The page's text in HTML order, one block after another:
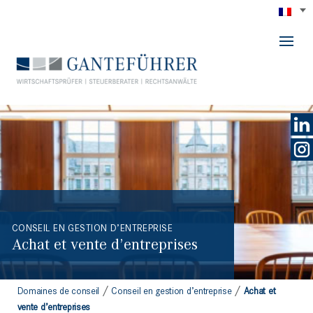
GANTEFÜHRER
CONSEIL EN GESTION D’ENTREPRISE
Achat et vente d’entreprises
Domaines de conseil / Conseil en gestion d’entreprise/ Achat et
vente d’entreprises